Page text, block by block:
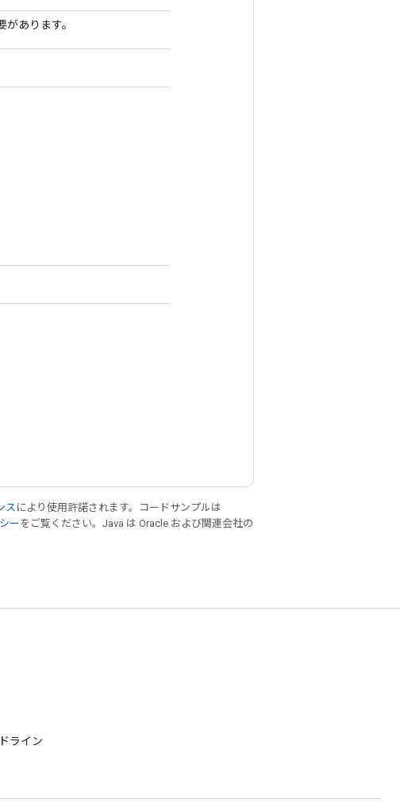
あります。
ス により使用許諾されます。コードサンプルは
ーをご覧ください。Java は Oracle および関連会社の
ライン